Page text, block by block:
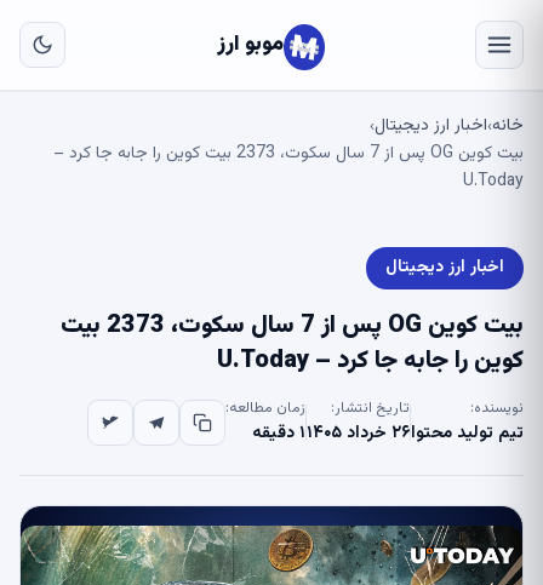
موبو ارز
خانه›اخبار ارز دیجیتال›
بیت کوین OG پس از 7 سال سکوت، 2373 بیت کوین را جابه جا کرد –
U.Today
اخبار ارز دیجیتال
بیت کوین OG پس از 7 سال سکوت، 2373 بیت
کوین را جابه جا کرد – U.Today
نویسنده:
تیم تولید محتوا
تاریخ انتشار:
۲۶ خرداد ۱۴۰۵
زمان مطالعه:
۱ دقیقه